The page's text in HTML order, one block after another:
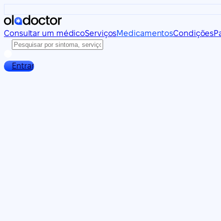
Consultar um médicoServiçosMedicamentosCondições
Entrar